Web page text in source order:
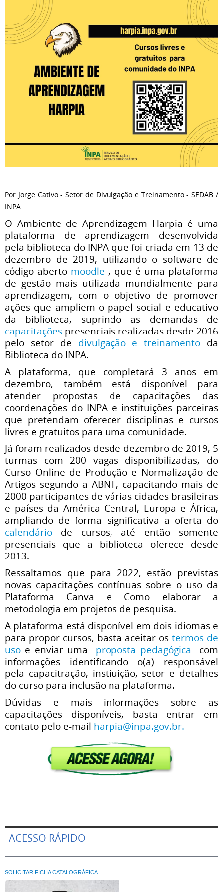
Por Jorge Cativo - Setor de Divulgação e Treinamento - SEDAB /
INPA
O Ambiente de Aprendizagem Harpia é uma
plataforma de aprendizagem desenvolvida
pela biblioteca do INPA que foi criada em 13 de
dezembro de 2019, utilizando o software de
código aberto moodle , que é uma plataforma
de gestão mais utilizada mundialmente para
aprendizagem, com o objetivo de promover
ações que ampliem o papel social e educativo
da biblioteca, suprindo as demandas de
capacitações presenciais realizadas desde 2016
pelo setor de divulgação e treinamento da
Biblioteca do INPA.
A plataforma, que completará 3 anos em
dezembro, também está disponível para
atender propostas de capacitações das
coordenações do INPA e instituições parceiras
que pretendam oferecer disciplinas e cursos
livres e gratuitos para uma comunidade.
Já foram realizados desde dezembro de 2019, 5
turmas com 200 vagas disponibilizadas, do
Curso Online de Produção e Normalização de
Artigos segundo a ABNT, capacitando mais de
2000 participantes de várias cidades brasileiras
e países da América Central, Europa e África,
ampliando de forma significativa a oferta do
calendário de cursos, até então somente
presenciais que a biblioteca oferece desde
2013.
Ressaltamos que para 2022, estão previstas
novas capacitações contínuas sobre o uso da
Plataforma Canva e Como elaborar a
metodologia em projetos de pesquisa.
A plataforma está disponível em dois idiomas e
para propor cursos, basta aceitar os termos de
uso e enviar uma proposta pedagógica com
informações identificando o(a) responsável
pela capacitração, instiuição, setor e detalhes
do curso para inclusão na plataforma.
Dúvidas e mais informações sobre as
capacitações disponíveis, basta entrar em
contato pelo e-mail harpia@inpa.gov.br.
ACESSO RÁPIDO
SOLICITAR FICHA CATALOGRÁFICA